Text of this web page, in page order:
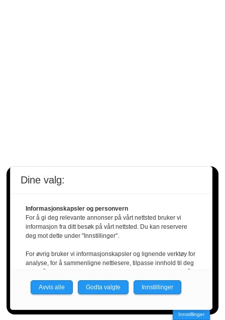
Få ferske nyheter rett i
innboksen!
Innstillinger
Dine valg:
Informasjonskapsler og personvern
For å gi deg relevante annonser på vårt nettsted bruker vi
informasjon fra ditt besøk på vårt nettsted. Du kan reservere
deg mot dette under "Innstillinger".
For øvrig bruker vi informasjonskapsler og lignende verktøy for
analyse, for å sammenligne nettlesere, tilpasse innhold til deg
personvernerklæring.
du få relevante annonser på nettstedene til medlemmene i
nettverket basert på informasjon fra dine besøk på tvers av
Avvis alle Godta valgte Innstillinger